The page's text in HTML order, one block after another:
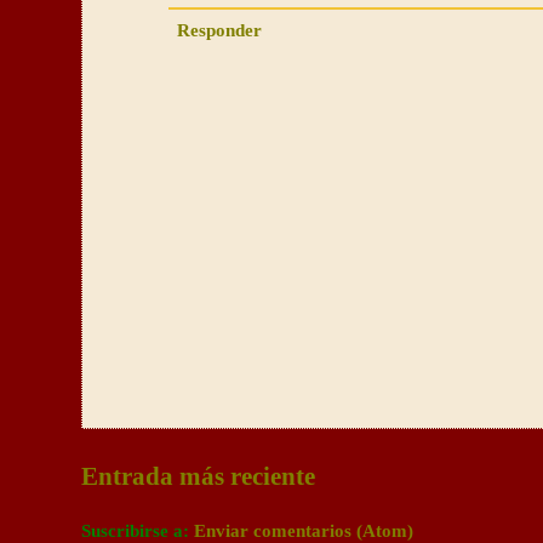
Responder
Entrada más reciente
Suscribirse a: Enviar comentarios (Atom)